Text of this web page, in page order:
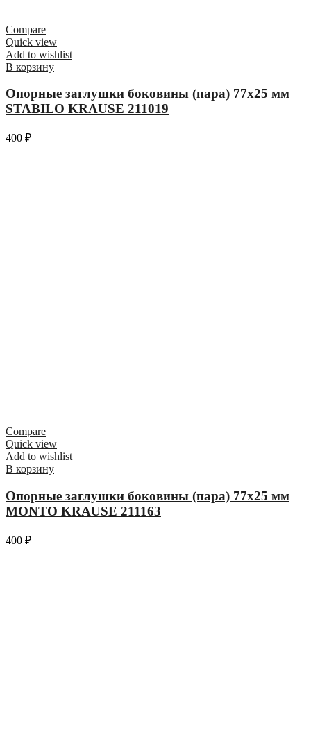
Compare
Quick view
Add to wishlist
В корзину
Опорные заглушки боковины (пара) 77х25 мм
STABILO KRAUSE 211019
400 ₽
Compare
Quick view
Add to wishlist
В корзину
Опорные заглушки боковины (пара) 77х25 мм
MONTO KRAUSE 211163
400 ₽